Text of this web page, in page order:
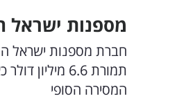
מספנות ישראל
המסירה הסופי